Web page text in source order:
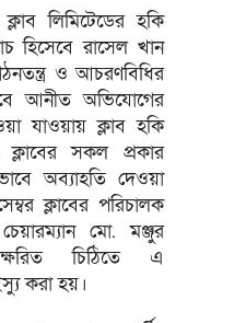
লিমিটেডের হকি
হিসেবে রাসেল খান
ও আচরণবিধির
আনীত অভিযোগের
যাওয়ায় ক্লাব হকি
ক্লাবের সকল প্রকার
অব্যাহতি দেওয়া
ক্লাবের পরিচালক
মো. মঞ্জুর
চিঠিতে এ
করা হয়।